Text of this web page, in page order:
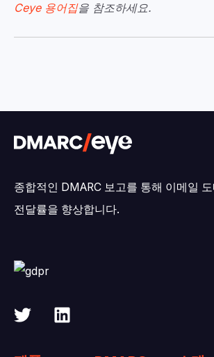
Ceye 용어집을 참조하세요.
종합적인 DMARC 보고를 통해 이메일
전달률을 향상합니다.